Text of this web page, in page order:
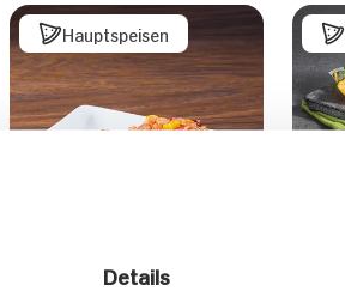
Details
Hauptspeisen